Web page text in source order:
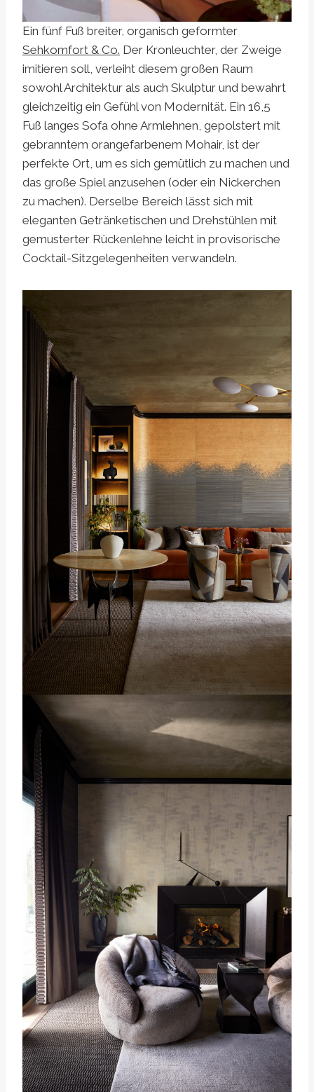
Ein fünf Fuß breiter, organisch geformter
Sehkomfort & Co. Der Kronleuchter, der Zweige
imitieren soll, verleiht diesem großen Raum
sowohl Architektur als auch Skulptur und bewahrt
gleichzeitig ein Gefühl von Modernität. Ein 16,5
Fuß langes Sofa ohne Armlehnen, gepolstert mit
gebranntem orangefarbenem Mohair, ist der
perfekte Ort, um es sich gemütlich zu machen und
das große Spiel anzusehen (oder ein Nickerchen
zu machen). Derselbe Bereich lässt sich mit
eleganten Getränketischen und Drehstühlen mit
gemusterter Rückenlehne leicht in provisorische
Cocktail-Sitzgelegenheiten verwandeln.